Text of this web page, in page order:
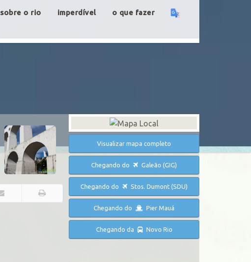
sobre o rio imperdível o que fazer
Visualizar mapa completo
Chegando do Galeão (GIG)
Chegando do Stos. Dumont (SDU)
Chegando do Pier Mauá
Chegando da Novo Rio